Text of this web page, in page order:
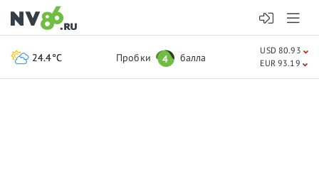
24.4°C Пробки 4 балла
USD 80.93
EUR 93.19